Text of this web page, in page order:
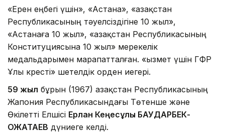
«Ерен еңбегі үшін», «Астана», «Қазақстан
Республикасының тәуелсіздігіне 10 жыл»,
«Астанаға 10 жыл», «Қазақстан Республикасының
Конституциясына 10 жыл» мерекелік
медальдарымен марапатталған. «Қызмет үшін ГФР
Ұлы кресті» шетелдік орден иегері.
59 жыл бұрын (1967) Қазақстан Республикасының
Жапония Республикасындағы Төтенше және
Өкілетті Елшісі Ерлан Кеңесұлы БАУДАРБЕК-
ҚОЖАТАЕВ дүниеге келді.